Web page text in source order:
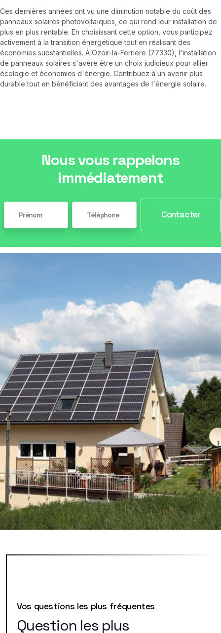
Ces dernières années ont vu une diminution notable du coût des
panneaux solaires photovoltaïques, ce qui rend leur installation de
plus en plus rentable. En choisissant cette option, vous participez
activement à la transition énergétique tout en réalisant des
économies substantielles. À Ozoir-la-Ferriere (77330), l'installation
de panneaux solaires s'avère être un choix judicieux pour allier
écologie et économies d'énergie. Contribuez à un avenir plus
durable tout en bénéficiant des avantages de l'énergie solaire.
Nous vous rappelons
immédiatement
Contacter
Vos questions les plus fréquentes
Question les plus